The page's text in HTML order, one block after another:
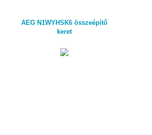
AEG N1WYHSK6 összeépítő
keret